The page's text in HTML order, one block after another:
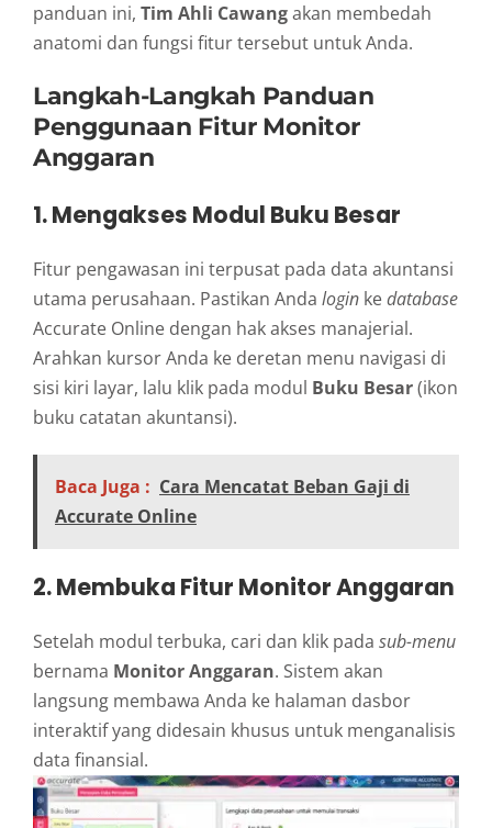
panduan ini, Tim Ahli Cawangakan membedah
anatomi dan fungsi fitur tersebut untuk Anda.
Langkah-Langkah Panduan
Penggunaan Fitur Monitor
Anggaran
1. Mengakses Modul Buku Besar
Fitur pengawasan ini terpusat pada data akuntansi
utama perusahaan. Pastikan Anda login kedatabase
Accurate Online dengan hak akses manajerial.
Arahkan kursor Anda ke deretan menu navigasi di
sisi kiri layar, lalu klik pada modul Buku Besar(ikon
buku catatan akuntansi).
Baca Juga : Cara Mencatat Beban Gaji di
Accurate Online
2. Membuka Fitur Monitor Anggaran
Setelah modul terbuka, cari dan klik pada sub-menu
bernama Monitor Anggaran. Sistem akan
langsung membawa Anda ke halaman dasbor
interaktif yang didesain khusus untuk menganalisis
data finansial.